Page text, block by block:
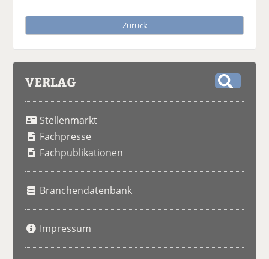
Zurück
VERLAG
Stellenmarkt
Fachpresse
Fachpublikationen
Branchendatenbank
Impressum